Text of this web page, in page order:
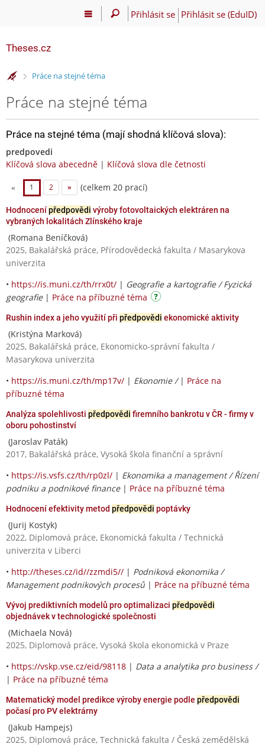
Přihlásit se Přihlásit se (EduID)
Theses.cz
>Práce na stejné téma
Práce na stejné téma
Práce na stejné téma (mají shodná klíčová slova):
predpovedi
Klíčová slova abecedně | Klíčová slova dle četnosti
« 1 2 » (celkem 20 prací)
Hodnocenípředpovědi výroby fotovoltaických elektráren na
vybraných lokalitách Zlínského kraje
(Romana Beníčková)
2025, Bakalářská práce, Přírodovědecká fakulta / Masarykova
univerzita
• https://is.muni.cz/th/rrx0t/ | Geografie a kartografie / Fyzická
geografie| Práce na příbuzné téma
Rushin index a jeho využití při předpovědi ekonomické aktivity
(Kristýna Marková)
2025, Bakalářská práce, Ekonomicko-správní fakulta /
Masarykova univerzita
• https://is.muni.cz/th/mp17v/ | Ekonomie / | Práce na
příbuzné téma
Analýza spolehlivosti předpovědi firemního bankrotu v ČR - firmy v
oboru pohostinství
(Jaroslav Paták)
2017, Bakalářská práce, Vysoká škola finanční a správní
• https://is.vsfs.cz/th/rp0zl/ | Ekonomika a management / Řízení
podniku a podnikové finance| Práce na příbuzné téma
Hodnocení efektivity metod předpovědi poptávky
(Jurij Kostyk)
2022, Diplomová práce, Ekonomická fakulta / Technická
univerzita v Liberci
• http://theses.cz/id//zzmdi5// | Podniková ekonomika /
Management podnikových procesů | Práce na příbuzné téma
Vývoj prediktivních modelů pro optimalizaci předpovědi
objednávek v technologické společnosti
(Michaela Nová)
2025, Diplomová práce, Vysoká škola ekonomická v Praze
• https://vskp.vse.cz/eid/98118 | Data a analytika pro business /
| Práce na příbuzné téma
Matematický model predikce výroby energie podle předpovědi
počasí pro PV elektrárny
(Jakub Hampejs)
2025, Diplomová práce, Technická fakulta / Česká zemědělská